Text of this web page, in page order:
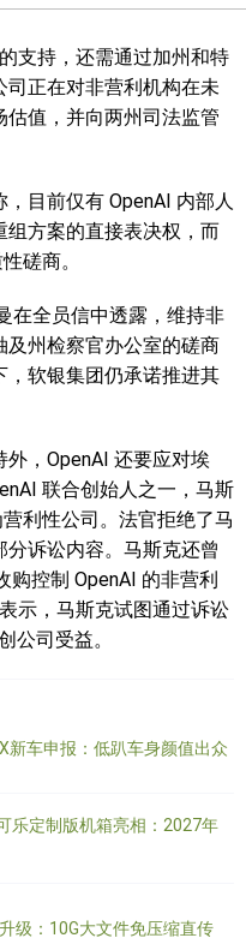
支持，还需通过加州和特
正在对非营利机构在未
值，并向两州司法监管
目前仅有 OpenAI 内部人
方案的直接表决权，而
磋商。
在全员信中透露，维持非
州检察官办公室的磋商
软银集团仍承诺推进其
，OpenAI 还要应对埃
联合创始人之一，马斯
利性公司。法官拒绝了马
诉讼内容。马斯克还曾
购控制 OpenAI 的非营利
示，马斯克试图通过诉讼
公司受益。
新车申报：低趴车身颜值出众
乐定制版机箱亮相：2027年
级：10G大文件免压缩直传